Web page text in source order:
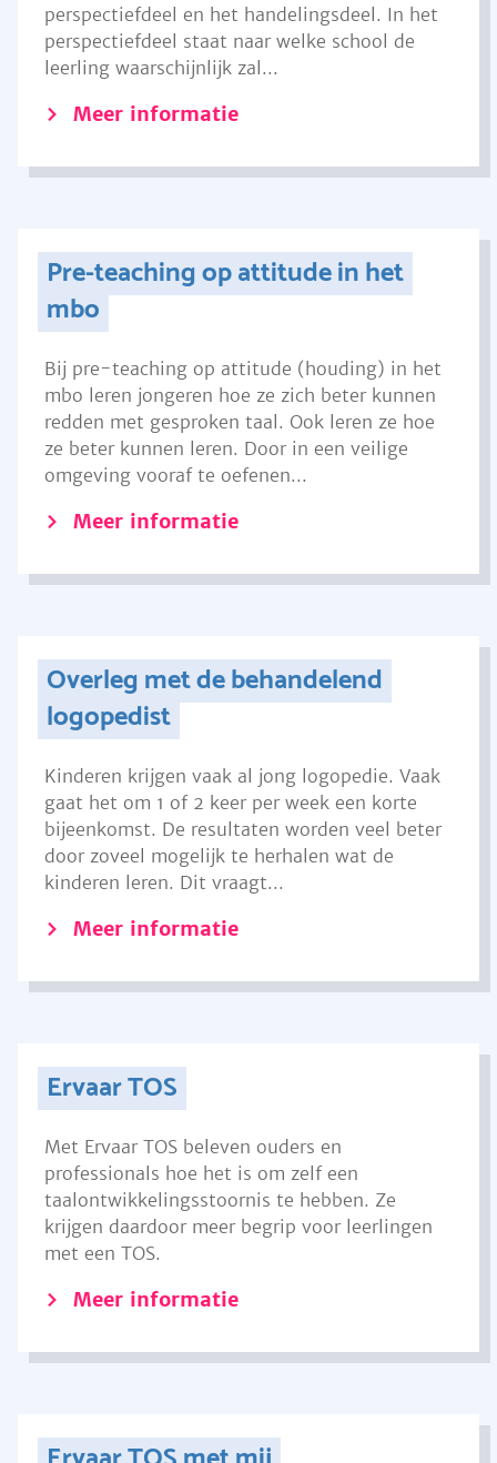
perspectiefdeel en het handelingsdeel. In het
perspectiefdeel staat naar welke school de
leerling waarschijnlijk zal...
Meer informatie
Pre-teaching op attitude in het
mbo
Bij pre-teaching op attitude (houding) in het
mbo leren jongeren hoe ze zich beter kunnen
redden met gesproken taal. Ook leren ze hoe
ze beter kunnen leren. Door in een veilige
omgeving vooraf te oefenen...
Meer informatie
Overleg met de behandelend
logopedist
Kinderen krijgen vaak al jong logopedie. Vaak
gaat het om 1 of 2 keer per week een korte
bijeenkomst. De resultaten worden veel beter
door zoveel mogelijk te herhalen wat de
kinderen leren. Dit vraagt...
Meer informatie
Ervaar TOS
Met Ervaar TOS beleven ouders en
professionals hoe het is om zelf een
taalontwikkelingsstoornis te hebben. Ze
krijgen daardoor meer begrip voor leerlingen
met een TOS.
Meer informatie